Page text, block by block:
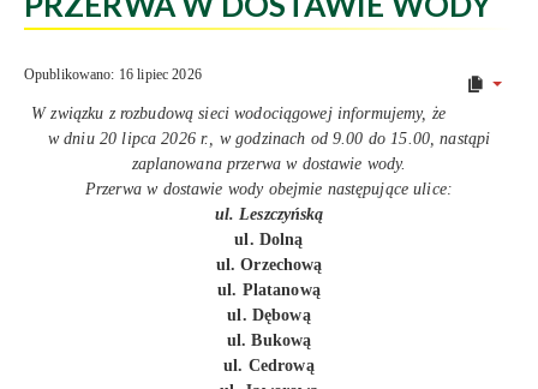
Opublikowano: 16 lipiec 2026
W związku z rozbudową sieci wodociągowej informujemy, że
w dniu 20 lipca 2026 r., w godzinach od 9.00 do 15.00, nastąpi
zaplanowana przerwa w dostawie wody.
Przerwa w dostawie wody obejmie następujące ulice:
ul. Leszczyńską
ul. Dolną
ul. Orzechową
ul. Platanową
ul. Dębową
ul. Bukową
ul. Cedrową